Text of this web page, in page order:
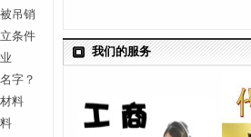
吊销
条件
字？
料
我们的服务